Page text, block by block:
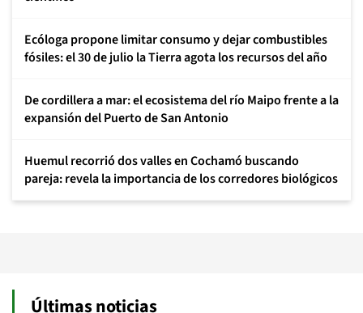
Ecóloga propone limitar consumo y dejar combustibles
fósiles: el 30 de julio la Tierra agota los recursos del año
De cordillera a mar: el ecosistema del río Maipo frente a la
expansión del Puerto de San Antonio
Huemul recorrió dos valles en Cochamó buscando
pareja: revela la importancia de los corredores biológicos
Últimas noticias